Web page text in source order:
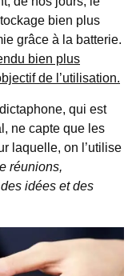
bien plus
grâce à la batterie.
bien plus
de l’utilisation.
qui est
ne capte que les
laquelle, on l’utilise
réunions,
idées et des